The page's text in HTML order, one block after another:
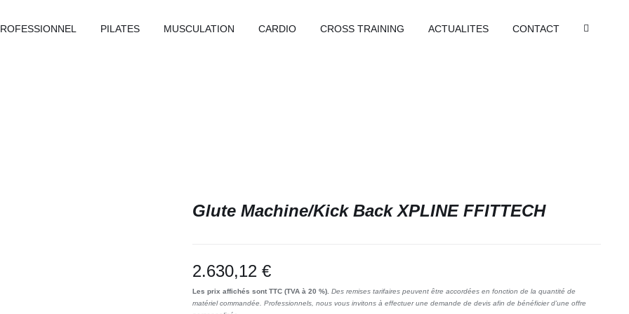
PILATES MUSCULATION CARDIO CROSS TRAINING ACTUALITES CONTACT
Glute Machine/Kick Back XPLINE FFITTECH
2.630,12€
Les prix affichés sont TTC (TVA à 20 %).Des remises tarifaires peuvent être accordées en fonction de la quantité de
matériel commandée. Professionnels, nous vous invitons à effectuer une demande de devis afin de bénéficier d’une offre